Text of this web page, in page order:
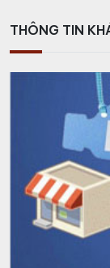
THÔNG TIN